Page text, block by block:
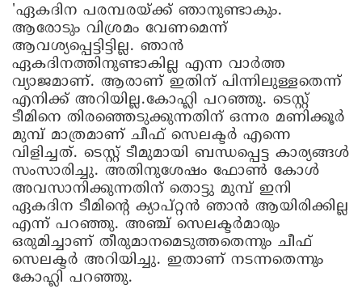
'ഏകദിന പരമ്പരയ്ക്ക് ഞാനുണ്ടാകും.
ആരോടും വിശ്രമം വേണമെന്ന്
ആവശ്യപ്പെട്ടിട്ടില്ല. ഞാന്‍
ഏകദിനത്തിനുണ്ടാകില്ല എന്ന വാര്‍ത്ത
വ്യാജമാണ്. ആരാണ് ഇതിന് പിന്നിലുള്ളതെന്ന്
എനിക്ക് അറിയില്ല.കോഹ്ലി പറഞ്ഞു. ടെസ്റ്റ്
ടീമിനെ തിരഞ്ഞെടുക്കുന്നതിന് ഒന്നര മണിക്കൂര്‍
മുമ്പ് മാത്രമാണ് ചീഫ് സെലക്ടര്‍ എന്നെ
വിളിച്ചത്. ടെസ്റ്റ് ടീമുമായി ബന്ധപ്പെട്ട കാര്യങ്ങള്‍
സംസാരിച്ചു. അതിനുശേഷം ഫോണ്‍ കോള്‍
അവസാനിക്കുന്നതിന് തൊട്ടു മുമ്പ് ഇനി
ഏകദിന ടീമിന്റെ ക്യാപ്റ്റന്‍ ഞാന്‍ ആയിരിക്കില്ല
എന്ന് പറഞ്ഞു. അഞ്ച് സെലക്ടര്‍മാരും
ഒരുമിച്ചാണ് തീരുമാനമെടുത്തതെന്നും ചീഫ്
സെലക്ടര്‍ അറിയിച്ചു. ഇതാണ് നടന്നതെന്നും
കോഹ്ലി പറഞ്ഞു.